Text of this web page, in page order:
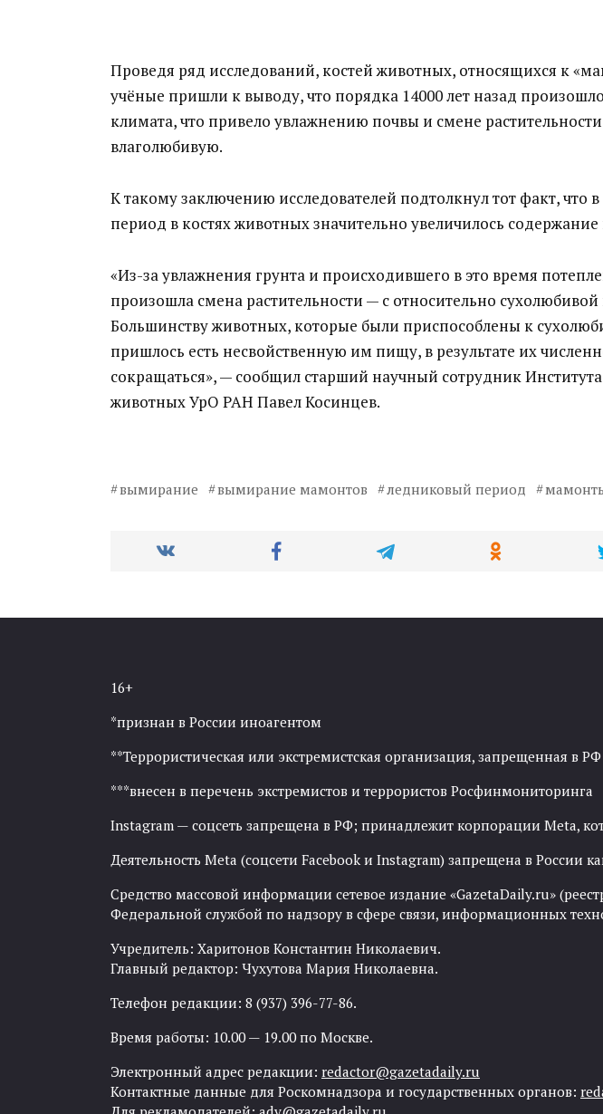
Проведя ряд исследований, костей животных, относящихся к
учёные пришли к выводу, что порядка 14000 лет назад
климата, что привело увлажнению почвы и смене
влаголюбивую.
К такому заключению исследователей подтолкнул тот факт, что
период в костях животных значительно увеличилось содержание
«Из-за увлажнения грунта и происходившего в это время
произошла смена растительности — с относительно
Большинству животных, которые были приспособлены к
пришлось есть несвойственную им пищу, в результате их
сокращаться», — сообщил старший научный сотрудник
животных УрО РАН Павел Косинцев.
вымирание вымирание мамонтов ледниковый период
16+
*признан в России иноагентом
**Террористическая или экстремистская организация, запрещенная в РФ
***внесен в перечень экстремистов и террористов Росфинмониторинга
Instagram — соцсеть запрещена в РФ; принадлежит корпорации Meta,
Деятельность Meta (соцсети Facebook и Instagram) запрещена в России
Средство массовой информации сетевое издание «GazetaDaily.ru»
Федеральной службой по надзору в сфере связи, информационных
Учредитель: Харитонов Константин Николаевич.
Главный редактор: Чухутова Мария Николаевна.
Телефон редакции: 8 (937) 396-77-86.
Время работы: 10.00 — 19.00 по Москве.
Электронный адрес редакции: redactor@gazetadaily.ru
Контактные данные для Роскомнадзора и государственных органов: